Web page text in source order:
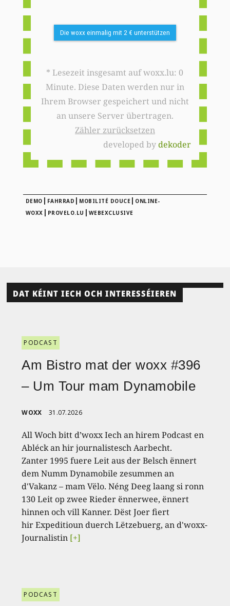
Die woxx einmalig mit 2 € unterstützen
* Lesezeit insgesamt auf woxx.lu: 0
Minute. Diese Daten werden nur in
Ihrem Browser gespeichert und nicht
an unsere Server übertragen.
Zähler zurücksetzen
developed bydekoder
DEMO | FAHRRAD | MOBILITÉ DOUCE | ONLINE-
WOXX | PROVELO.LU | WEBEXCLUSIVE
DAT KÉINT IECH OCH INTERESSÉIEREN
PODCAST
Am Bistro mat der woxx #396
– Um Tour mam Dynamobile
WOXX 31.07.2026
All Woch bitt d’woxx Iech an hirem Podcast en
Abléck an hir journalistesch Aarbecht.
Zanter 1995 fuere Leit aus der Belsch ënnert
dem Numm Dynamobile zesummen an
d'Vakanz – mam Vëlo. Néng Deeg laang si ronn
130 Leit op zwee Rieder ënnerwee, ënnert
hinnen och vill Kanner. Dëst Joer fiert
hir Expeditioun duerch Lëtzebuerg, an d'woxx-
Journalistin [+]
PODCAST